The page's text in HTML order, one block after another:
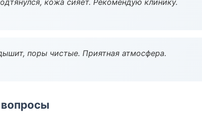
кожа сияет. Рекомендую клинику.
поры чистые. Приятная атмосфера.